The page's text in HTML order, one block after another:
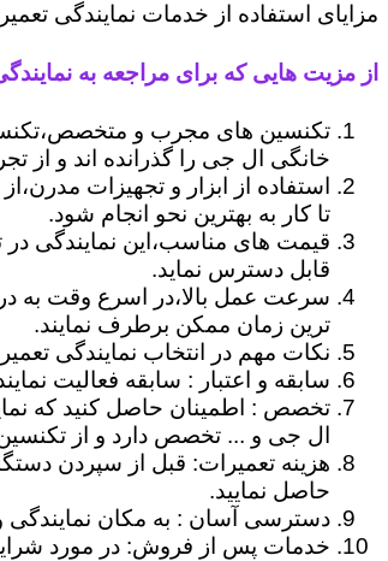
مزایای استفاده از خدمات نمایندگی
از مزیت هایی که برای مراجعه به
تکنسین های مجرب و
خانگی ال جی را گذرانده اند و از
استفاده از ابزار و تجهیزات
تا کار به بهترین نحو انجام شود.
قیمت های مناسب،این نمایندگی
قابل دسترس نماید.
سرعت عمل بالا،در اسرع وقت به
ترین زمان ممکن برطرف نمایند.
نکات مهم در انتخاب نمایندگی
سابقه و اعتبار : سابقه فعالیت
تخصص : اطمینان حاصل کنید که
ال جی و ... تخصص دارد و از
هزینه تعمیرات: قبل از سپردن
حاصل نمایید.
دسترسی آسان : به مکان نمایندگی
خدمات پس از فروش: در مورد شرایط